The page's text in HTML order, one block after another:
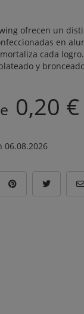
ofrecen un
en
cada
y
0,20
06.08.2026